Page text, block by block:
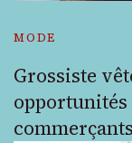
MODE
Grossiste
opportunités
commerçants